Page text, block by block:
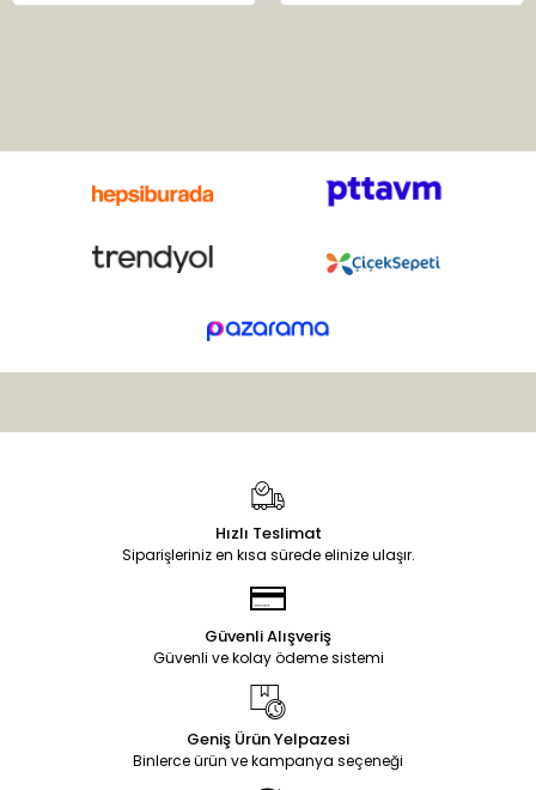
çiçekleri salkım şeklinde,
Hızlı Teslimat
Siparişleriniz en kısa sürede elinize ulaşır.
Güvenli Alışveriş
Güvenli ve kolay ödeme sistemi
Geniş Ürün Yelpazesi
Binlerce ürün ve kampanya seçeneği